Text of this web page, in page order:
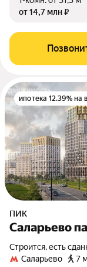
от 14,7 млн ₽
ипотека 12.39% на
ПИК
Саларьево
Строится, есть
Саларьево
7